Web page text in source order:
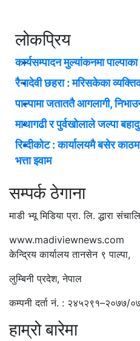
लोकप्रिय
कार्यसम्पादन मुल्यांकनमा
रैनादेवी छहरा : मरिसकेका
पाल्पामा जताततै आगलागी,
माथागढी र पुर्वखोलाले जल्पा
रिब्दीकोट : कार्यालयमै बसेर
भत्ता झ्वाम
सम्पर्क ठेगाना
माडी भ्यू मिडिया प्रा. लि. द्धारा
www.madiviewnews.com
केन्द्रिय कार्यालय तानसेन ९ पाल्पा,
लुम्बिनी प्रदेश, नेपाल
कम्पनी दर्ता नं. : २४५२९१–२०७७/
हाम्रो बारेमा